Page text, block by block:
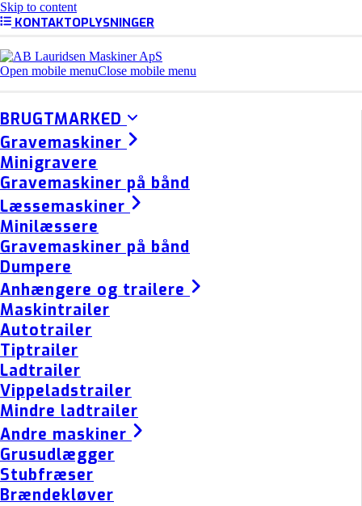
Skip to content
KONTAKTOPLYSNINGER
Open mobile menuClose mobile menu
BRUGTMARKED
Gravemaskiner
Minigravere
Gravemaskiner på bånd
Læssemaskiner
Minilæssere
Gravemaskiner på bånd
Dumpere
Anhængere og trailere
Maskintrailer
Autotrailer
Tiptrailer
Ladtrailer
Vippeladstrailer
Mindre ladtrailer
Andre maskiner
Grusudlægger
Stubfræser
Brændekløver